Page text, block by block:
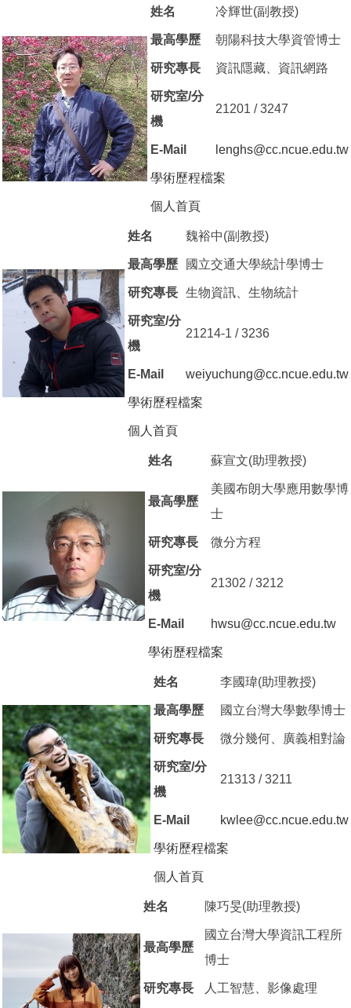
姓名 冷輝世(副教授)
最高學歷 朝陽科技大學資管博士
研究專長 資訊隱藏、資訊網路
研究室/分
機
21201 / 3247
E-Mail lenghs@cc.ncue.edu.tw
學術歷程檔案
個人首頁
姓名 魏裕中(副教授)
最高學歷 國立交通大學統計學博士
研究專長 生物資訊、生物統計
研究室/分
機
21214-1 / 3236
E-Mail weiyuchung@cc.ncue.edu.tw
學術歷程檔案
個人首頁
姓名 蘇宣文(助理教授)
最高學歷
美國布朗大學應用數學博
士
研究專長 微分方程
研究室/分
機
21302 / 3212
E-Mail hwsu@cc.ncue.edu.tw
學術歷程檔案
姓名 李國瑋(助理教授)
最高學歷 國立台灣大學數學博士
研究專長 微分幾何、廣義相對論
研究室/分
機
21313 / 3211
E-Mail kwlee@cc.ncue.edu.tw
學術歷程檔案
個人首頁
姓名 陳巧旻(助理教授)
最高學歷
國立台灣大學資訊工程所
博士
研究專長 人工智慧、影像處理